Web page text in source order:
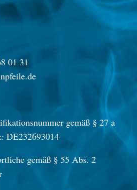
01 31
gemäß § 27 a
DE232693014
gemäß § 55 Abs. 2